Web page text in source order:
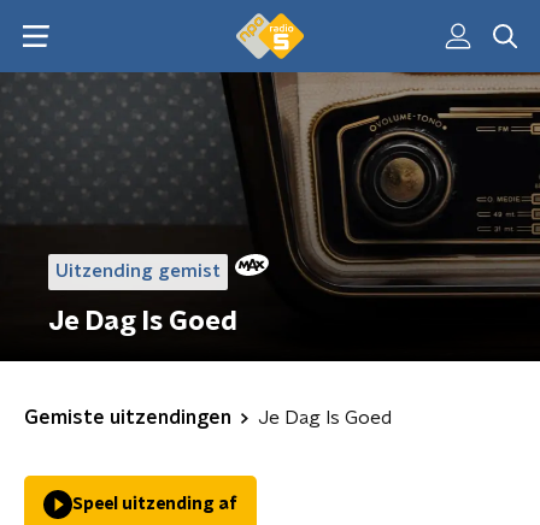
Uitzending gemist
Je Dag Is Goed
Gemiste uitzendingen Je Dag Is Goed
Speel uitzending af